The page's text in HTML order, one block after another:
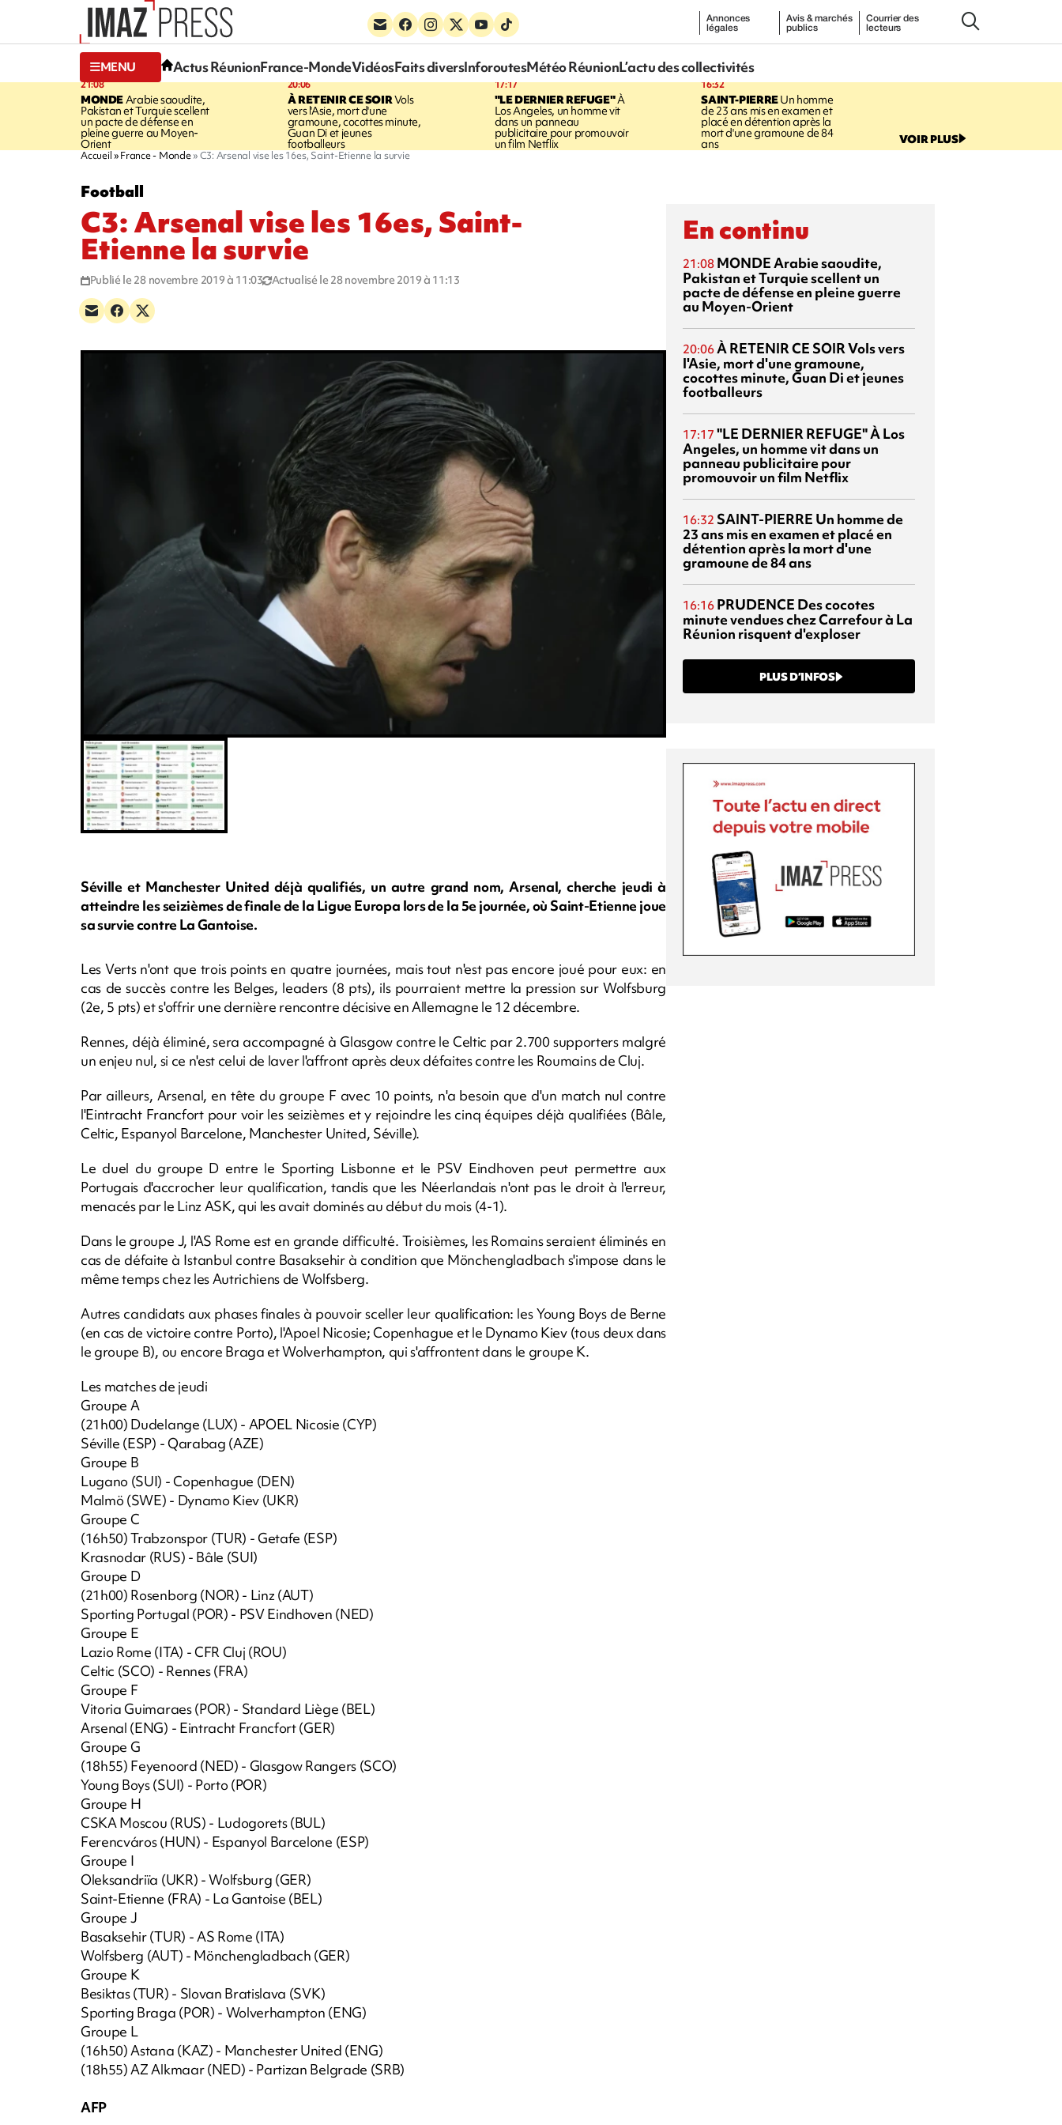
Annonces
légales
Avis & marchés
publics
Courrier des
lecteurs
MENU Actus RéunionFrance-MondeVidéosFaits diversInforoutesMétéo RéunionL’actu des collectivités
21:08
MONDE Arabie saoudite,
Pakistan et Turquie scellent
un pacte de défense en
pleine guerre au Moyen-
Orient
20:06
À RETENIR CE SOIRVols
vers l'Asie, mort d'une
gramoune, cocottes minute,
Guan Di et jeunes
footballeurs
17:17
"LE DERNIER REFUGE"À
Los Angeles, un homme vit
dans un panneau
publicitaire pour promouvoir
un film Netflix
16:32
SAINT-PIERREUn homme
de 23 ans mis en examen et
placé en détention après la
mort d'une gramoune de 84
ans VOIR PLUS
Accueil France - Monde C3: Arsenal vise les 16es, Saint-Etienne la survie
Football
C3: Arsenal vise les 16es, Saint-
Etienne la survie
Publié le 28 novembre 2019 à 11:03 Actualisé le 28 novembre 2019 à 11:13
Séville et Manchester United déjà qualifiés, un autre grand nom, Arsenal, cherche jeudi à
atteindre les seizièmes de finale de la Ligue Europa lors de la 5e journée, où Saint-Etienne joue
sa survie contre La Gantoise.
Les Verts n'ont que trois points en quatre journées, mais tout n'est pas encore joué pour eux: en
cas de succès contre les Belges, leaders (8 pts), ils pourraient mettre la pression sur Wolfsburg
(2e, 5 pts) et s'offrir une dernière rencontre décisive en Allemagne le 12 décembre.
Rennes, déjà éliminé, sera accompagné à Glasgow contre le Celtic par 2.700 supporters malgré
un enjeu nul, si ce n'est celui de laver l'affront après deux défaites contre les Roumains de Cluj.
Par ailleurs, Arsenal, en tête du groupe F avec 10 points, n'a besoin que d'un match nul contre
l'Eintracht Francfort pour voir les seizièmes et y rejoindre les cinq équipes déjà qualifiées (Bâle,
Celtic, Espanyol Barcelone, Manchester United, Séville).
Le duel du groupe D entre le Sporting Lisbonne et le PSV Eindhoven peut permettre aux
Portugais d'accrocher leur qualification, tandis que les Néerlandais n'ont pas le droit à l'erreur,
menacés par le Linz ASK, qui les avait dominés au début du mois (4-1).
Dans le groupe J, l'AS Rome est en grande difficulté. Troisièmes, les Romains seraient éliminés en
cas de défaite à Istanbul contre Basaksehir à condition que Mönchengladbach s'impose dans le
même temps chez les Autrichiens de Wolfsberg.
Autres candidats aux phases finales à pouvoir sceller leur qualification: les Young Boys de Berne
(en cas de victoire contre Porto), l'Apoel Nicosie; Copenhague et le Dynamo Kiev (tous deux dans
le groupe B), ou encore Braga et Wolverhampton, qui s'affrontent dans le groupe K.
Les matches de jeudi
Groupe A
(21h00) Dudelange (LUX) - APOEL Nicosie (CYP)
Séville (ESP) - Qarabag (AZE)
Groupe B
Lugano (SUI) - Copenhague (DEN)
Malmö (SWE) - Dynamo Kiev (UKR)
Groupe C
(16h50) Trabzonspor (TUR) - Getafe (ESP)
Krasnodar (RUS) - Bâle (SUI)
Groupe D
(21h00) Rosenborg (NOR) - Linz (AUT)
Sporting Portugal (POR) - PSV Eindhoven (NED)
Groupe E
Lazio Rome (ITA) - CFR Cluj (ROU)
Celtic (SCO) - Rennes (FRA)
Groupe F
Vitoria Guimaraes (POR) - Standard Liège (BEL)
Arsenal (ENG) - Eintracht Francfort (GER)
Groupe G
(18h55) Feyenoord (NED) - Glasgow Rangers (SCO)
Young Boys (SUI) - Porto (POR)
Groupe H
CSKA Moscou (RUS) - Ludogorets (BUL)
Ferencváros (HUN) - Espanyol Barcelone (ESP)
Groupe I
Oleksandriïa (UKR) - Wolfsburg (GER)
Saint-Etienne (FRA) - La Gantoise (BEL)
Groupe J
Basaksehir (TUR) - AS Rome (ITA)
Wolfsberg (AUT) - Mönchengladbach (GER)
Groupe K
Besiktas (TUR) - Slovan Bratislava (SVK)
Sporting Braga (POR) - Wolverhampton (ENG)
Groupe L
(16h50) Astana (KAZ) - Manchester United (ENG)
(18h55) AZ Alkmaar (NED) - Partizan Belgrade (SRB)
AFP
En continu
21:08 MONDEArabie saoudite,
Pakistan et Turquie scellent un
pacte de défense en pleine guerre
au Moyen-Orient
20:06À RETENIR CE SOIRVols vers
l'Asie, mort d'une gramoune,
cocottes minute, Guan Di et jeunes
footballeurs
17:17 "LE DERNIER REFUGE"À Los
Angeles, un homme vit dans un
panneau publicitaire pour
promouvoir un film Netflix
16:32 SAINT-PIERRE Un homme de
23 ans mis en examen et placé en
détention après la mort d'une
gramoune de 84 ans
16:16 PRUDENCE Des cocotes
minute vendues chez Carrefour à La
Réunion risquent d'exploser
PLUS D’INFOS